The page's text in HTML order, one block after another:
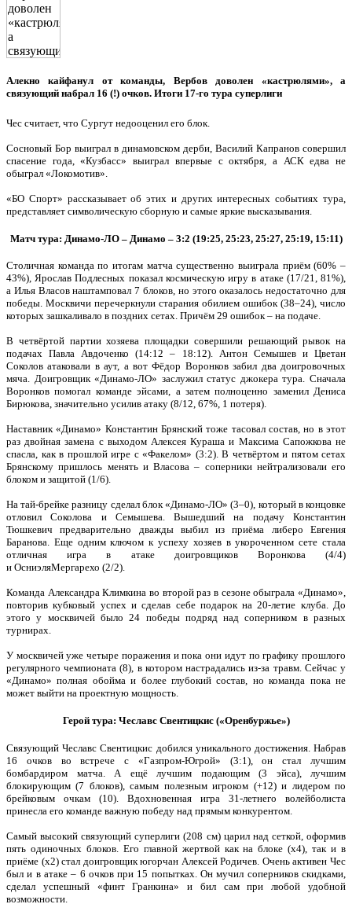
Алекно кайфанул от команды, Вербов доволен «кастрюлями», а
связующий набрал 16 (!) очков. Итоги 17-го тура суперлиги
Чес считает, что Сургут недооценил его блок.
Сосновый Бор выиграл в динамовском дерби, Василий Капранов совершил
спасение года, «Кузбасс» выиграл впервые с октября, а АСК едва не
обыграл «Локомотив».
«БО Спорт» рассказывает об этих и других интересных событиях тура,
представляет символическую сборную и самые яркие высказывания.
Матч тура: Динамо-ЛО – Динамо – 3:2 (19:25, 25:23, 25:27, 25:19, 15:11)
Столичная команда по итогам матча существенно выиграла приём (60% –
43%), Ярослав Подлесных показал космическую игру в атаке (17/21, 81%),
а Илья Власов наштамповал 7 блоков, но этого оказалось недостаточно для
победы. Москвичи перечеркнули старания обилием ошибок (38–24), число
которых зашкаливало в поздних сетах. Причём 29 ошибок – на подаче.
В четвёртой партии хозяева площадки совершили решающий рывок на
подачах Павла Авдоченко (14:12 – 18:12). Антон Семышев и Цветан
Соколов атаковали в аут, а вот Фёдор Воронков забил два доигровочных
мяча. Доигровщик «Динамо-ЛО» заслужил статус джокера тура. Сначала
Воронков помогал команде эйсами, а затем полноценно заменил Дениса
Бирюкова, значительно усилив атаку (8/12, 67%, 1 потеря).
Наставник «Динамо» Константин Брянский тоже тасовал состав, но в этот
раз двойная замена с выходом Алексея Кураша и Максима Сапожкова не
спасла, как в прошлой игре с «Факелом» (3:2). В четвёртом и пятом сетах
Брянскому пришлось менять и Власова – соперники нейтрализовали его
блоком и защитой (1/6).
На тай-брейке разницу сделал блок «Динамо-ЛО» (3–0), который в концовке
отловил Соколова и Семышева. Вышедший на подачу Константин
Тюшкевич предварительно дважды выбил из приёма либеро Евгения
Баранова. Еще одним ключом к успеху хозяев в укороченном сете стала
отличная игра в атаке доигровщиков Воронкова (4/4)
и ОсниэляМергарехо (2/2).
Команда Александра Климкина во второй раз в сезоне обыграла «Динамо»,
повторив кубковый успех и сделав себе подарок на 20-летие клуба. До
этого у москвичей было 24 победы подряд над соперником в разных
турнирах.
У москвичей уже четыре поражения и пока они идут по графику прошлого
регулярного чемпионата (8), в котором настрадались из-за травм. Сейчас у
«Динамо» полная обойма и более глубокий состав, но команда пока не
может выйти на проектную мощность.
Герой тура: Чеславс Свентицкис («Оренбуржье»)
Связующий Чеславс Свентицкис добился уникального достижения. Набрав
16 очков во встрече с «Газпром-Югрой» (3:1), он стал лучшим
бомбардиром матча. А ещё лучшим подающим (3 эйса), лучшим
блокирующим (7 блоков), самым полезным игроком (+12) и лидером по
брейковым очкам (10). Вдохновенная игра 31-летнего волейболиста
принесла его команде важную победу над прямым конкурентом.
Самый высокий связующий суперлиги (208 см) царил над сеткой, оформив
пять одиночных блоков. Его главной жертвой как на блоке (х4), так и в
приёме (х2) стал доигровщик югорчан Алексей Родичев. Очень активен Чес
был и в атаке – 6 очков при 15 попытках. Он мучил соперников скидками,
сделал успешный «финт Гранкина» и бил сам при любой удобной
возможности.